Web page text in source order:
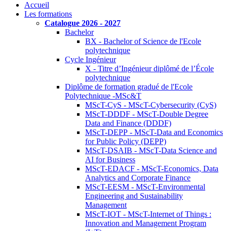
Accueil
Les formations
Catalogue 2026 - 2027
Bachelor
BX - Bachelor of Science de l'Ecole
polytechnique
Cycle Ingénieur
X - Titre d’Ingénieur diplômé de l’École
polytechnique
Diplôme de formation gradué de l'Ecole
Polytechnique -MSc&T
MScT-CyS - MScT-Cybersecurity (CyS)
MScT-DDDF - MScT-Double Degree
Data and Finance (DDDF)
MScT-DEPP - MScT-Data and Economics
for Public Policy (DEPP)
MScT-DSAIB - MScT-Data Science and
AI for Business
MScT-EDACF - MScT-Economics, Data
Analytics and Corporate Finance
MScT-EESM - MScT-Environmental
Engineering and Sustainability
Management
MScT-IOT - MScT-Internet of Things :
Innovation and Management Program